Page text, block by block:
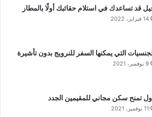
قد تساعدك في استلام حقائبك أولًا بالمطار
14 فبراير، 2022
التي يمكنها السفر للنرويج بدون تأشيرة
9 نوفمبر، 2021
تمنح سكن مجاني للمقيمين الجدد
11 نوفمبر، 2021